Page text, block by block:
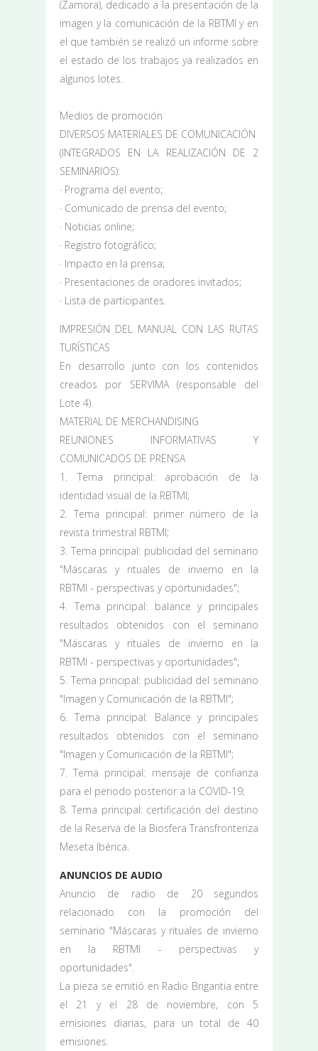
(Zamora), dedicado a la presentación de la
imagen y la comunicación de la RBTMI y en
el que también se realizó un informe sobre
el estado de los trabajos ya realizados en
algunos lotes.
Medios de promoción
DIVERSOS MATERIALES DE COMUNICACIÓN
(INTEGRADOS EN LA REALIZACIÓN DE 2
SEMINARIOS):
· Programa del evento;
· Comunicado de prensa del evento;
· Noticias online;
· Registro fotográfico;
· Impacto en la prensa;
· Presentaciones de oradores invitados;
· Lista de participantes.
IMPRESIÓN DEL MANUAL CON LAS RUTAS
TURÍSTICAS
En desarrollo junto con los contenidos
creados por SERVIMA (responsable del
Lote 4).
MATERIAL DE MERCHANDISING
REUNIONES INFORMATIVAS Y
COMUNICADOS DE PRENSA
1. Tema principal: aprobación de la
identidad visual de la RBTMI;
2. Tema principal: primer número de la
revista trimestral RBTMI;
3. Tema principal: publicidad del seminario
"Máscaras y rituales de invierno en la
RBTMI - perspectivas y oportunidades";
4. Tema principal: balance y principales
resultados obtenidos con el seminario
"Máscaras y rituales de invierno en la
RBTMI - perspectivas y oportunidades";
5. Tema principal: publicidad del seminario
"Imagen y Comunicación de la RBTMI";
6. Tema principal: Balance y principales
resultados obtenidos con el seminario
"Imagen y Comunicación de la RBTMI";
7. Tema principal: mensaje de confianza
para el periodo posterior a la COVID-19;
8. Tema principal: certificación del destino
de la Reserva de la Biosfera Transfronteriza
Meseta Ibérica.
ANUNCIOS DE AUDIO
Anuncio de radio de 20 segundos
relacionado con la promoción del
seminario "Máscaras y rituales de invierno
en la RBTMI - perspectivas y
oportunidades".
La pieza se emitió en Radio Brigantia entre
el 21 y el 28 de noviembre, con 5
emisiones diarias, para un total de 40
emisiones.